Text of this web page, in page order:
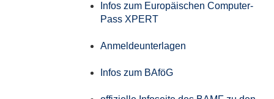
Infos zum Europäischen Computer-
Pass XPERT
Anmeldeunterlagen
Infos zum BAföG